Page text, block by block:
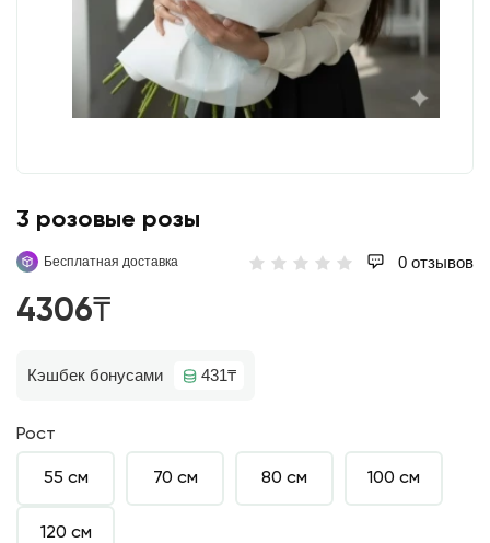
3 розовые розы
Бесплатная доставка 0 отзывов
4306₸
Кэшбек бонусами 431₸
Рост
55 см 70 см 80 см 100 см
120 см